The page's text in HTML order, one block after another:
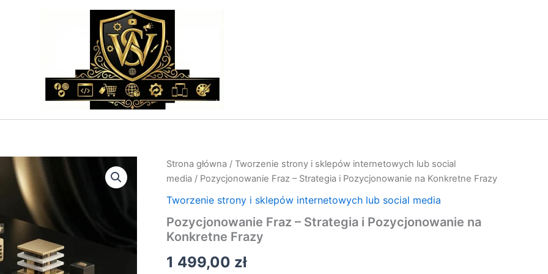
Strona główna / Tworzenie strony i sklepów internetowych lub social
media / Pozycjonowanie Fraz – Strategia i Pozycjonowanie na Konkretne Frazy
Tworzenie strony i sklepów internetowych lub social media
Pozycjonowanie Fraz – Strategia i Pozycjonowanie na
Konkretne Frazy
1 499,00 zł
ilość
Pozycjonowanie
–
Pozycjonowanie
Konkretne